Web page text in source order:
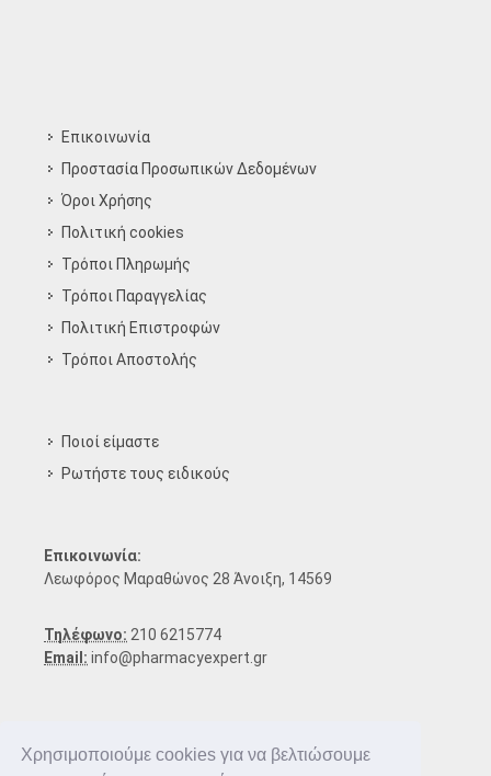
Χρησιμοποιούμε cookies για να βελτιώσουμε
Επικοινωνία
Προστασία Προσωπικών Δεδομένων
Όροι Χρήσης
Πολιτική cookies
Τρόποι Πληρωμής
Τρόποι Παραγγελίας
Πολιτική Επιστροφών
Τρόποι Aποστολής
Ποιοί είμαστε
Ρωτήστε τους ειδικούς
Επικοινωνία:
Λεωφόρος Μαραθώνος 28 Άνοιξη, 14569
Τηλέφωνο: 210 6215774
Email: info@pharmacyexpert.gr